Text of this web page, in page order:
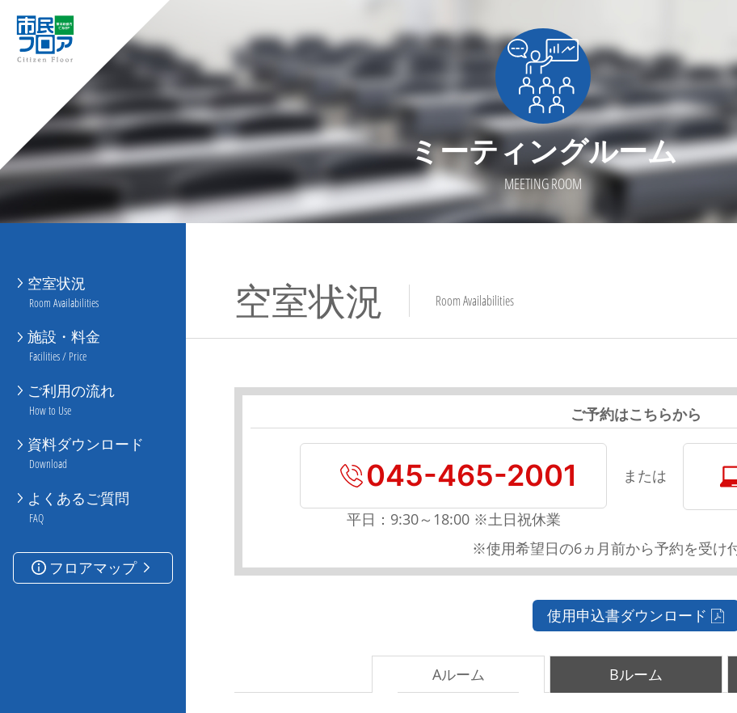
ミーティングルーム
MEETING ROOM
空室状況
Room Availabilities
施設・料金
Facilities / Price
ご利用の流れ
How to Use
資料ダウンロード
Download
よくあるご質問
FAQ
フロアマップ
空室状況 Room Availabilities
ご予約はこちらから
045-465-2001
平日：9:30～18:00 ※土日祝休業
または
※使用希望日の6ヵ月前から予約を受け
使用申込書ダウンロード
Aルーム Bルーム